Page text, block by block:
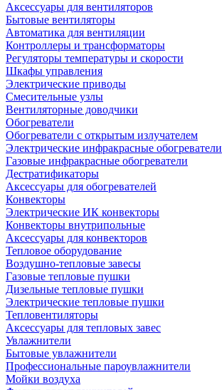
Аксессуары для вентиляторов
Бытовые вентиляторы
Автоматика для вентиляции
Контроллеры и трансформаторы
Регуляторы температуры и скорости
Шкафы управления
Электрические приводы
Смесительные узлы
Вентиляторные доводчики
Обогреватели
Обогреватели с открытым излучателем
Электрические инфракрасные обогреватели
Газовые инфракрасные обогреватели
Дестратификаторы
Аксессуары для обогревателей
Конвекторы
Электрические ИК конвекторы
Конвекторы внутрипольные
Аксессуары для конвекторов
Тепловое оборудование
Воздушно-тепловые завесы
Газовые тепловые пушки
Дизельные тепловые пушки
Электрические тепловые пушки
Тепловентиляторы
Аксессуары для тепловых завес
Увлажнители
Бытовые увлажнители
Профессиональные пароувлажнители
Мойки воздуха